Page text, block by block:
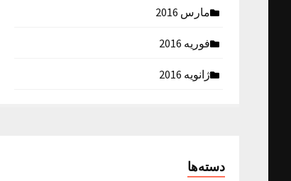
مارس 2016
فوریه 2016
ژانویه 2016
دسته‌ها